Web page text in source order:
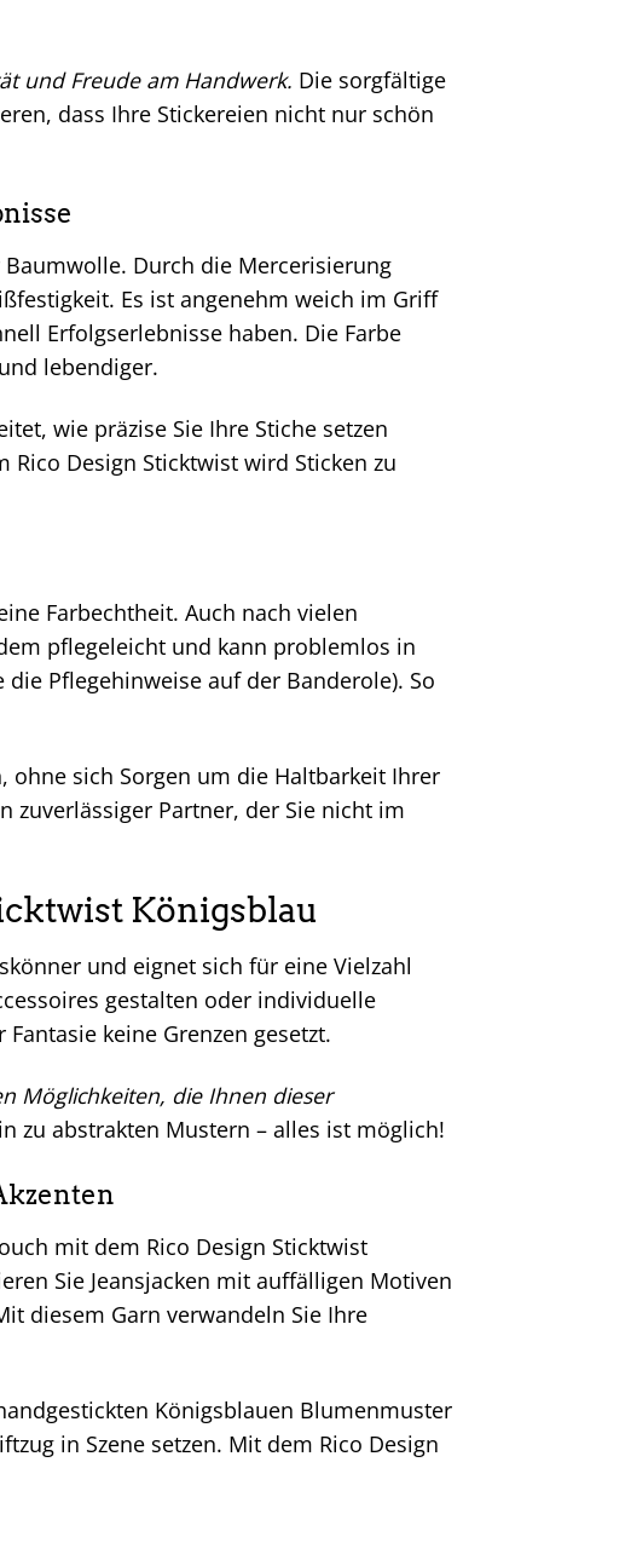
und Freude am Handwerk. Die sorgfältige
dass Ihre Stickereien nicht nur schön
Durch die Mercerisierung
Es ist angenehm weich im Griff
Erfolgserlebnisse haben. Die Farbe
lebendiger.
wie präzise Sie Ihre Stiche setzen
Design Sticktwist wird Sticken zu
Farbechtheit. Auch nach vielen
pflegeleicht und kann problemlos in
Pflegehinweise auf der Banderole). So
ohne sich Sorgen um die Haltbarkeit Ihrer
zuverlässiger Partner, der Sie nicht im
Königsblau
und eignet sich für eine Vielzahl
gestalten oder individuelle
keine Grenzen gesetzt.
Möglichkeiten, die Ihnen dieser
zu abstrakten Mustern – alles ist möglich!
mit dem Rico Design Sticktwist
Sie Jeansjacken mit auffälligen Motiven
diesem Garn verwandeln Sie Ihre
Königsblauen Blumenmuster
in Szene setzen. Mit dem Rico Design